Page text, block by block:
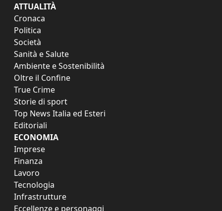
ATTUALITÀ
Cronaca
Politica
Società
Sanità e Salute
Ambiente e Sostenibilità
Oltre il Confine
True Crime
Storie di sport
Top News Italia ed Esteri
Editoriali
ECONOMIA
Imprese
Finanza
Lavoro
Tecnologia
Infrastrutture
Eccellenze e personaggi